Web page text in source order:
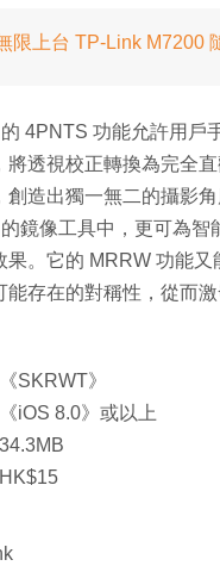
限上台 TP-Link M7200
的 4PNTS 功能允許用戶
將透視校正轉換為完全
造出獨一無二的攝影角
的鏡像工具中，更可為智
果。它的 MRRW 功能又
存在的對稱性，從而激
SKRWT》
iOS 8.0》或以上